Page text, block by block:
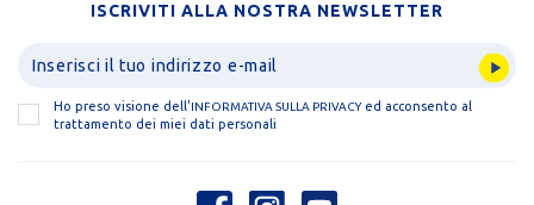
ISCRIVITI ALLA NOSTRA NEWSLETTER
Ho preso visione dell' INFORMATIVA SULLA PRIVACYed acconsento al
trattamento dei miei dati personali